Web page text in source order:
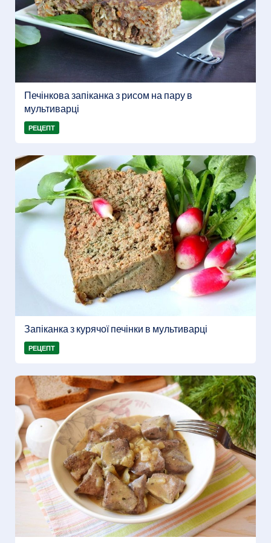
Печінкова запіканка з рисом на пару в
мультиварці
РЕЦЕПТ
Запіканка з курячої печінки в мультиварці
РЕЦЕПТ